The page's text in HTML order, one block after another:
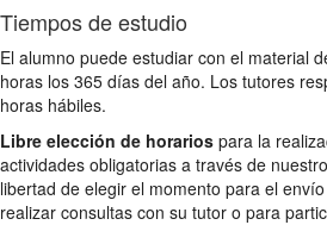
Tiempos de estudio
El alumno puede estudiar con el material
horas los 365 días del año. Los tutores
horas hábiles.
Libre elección de horarios para la
actividades obligatorias a través de nuestro
libertad de elegir el momento para el
realizar consultas con su tutor o para